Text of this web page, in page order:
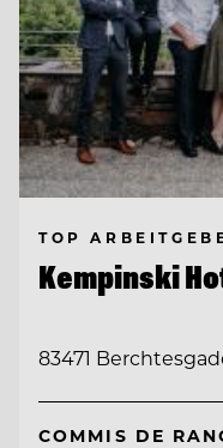
TOP
Kempinski
83471
COMMIS DE